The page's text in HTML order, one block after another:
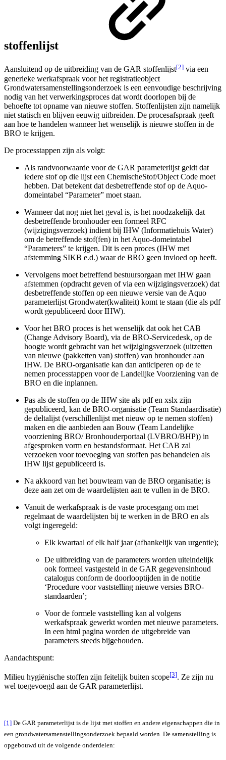
stoffenlijst
Aansluitend op de uitbreiding van de GAR stoffenlijst[2] via een
generieke werkafspraak voor het registratieobject
Grondwatersamenstellingsonderzoek is een eenvoudige beschrijving
nodig van het verwerkingsproces dat wordt doorlopen bij de
behoefte tot opname van nieuwe stoffen. Stoffenlijsten zijn namelijk
niet statisch en blijven eeuwig uitbreiden. De procesafspraak geeft
aan hoe te handelen wanneer het wenselijk is nieuwe stoffen in de
BRO te krijgen.
De processtappen zijn als volgt:
Als randvoorwaarde voor de GAR parameterlijst geldt dat
iedere stof op die lijst een ChemischeStof/Object Code moet
hebben. Dat betekent dat desbetreffende stof op de Aquo-
domeintabel “Parameter” moet staan.
Wanneer dat nog niet het geval is, is het noodzakelijk dat
desbetreffende bronhouder een formeel RFC
(wijzigingsverzoek) indient bij IHW (Informatiehuis Water)
om de betreffende stof(fen) in het Aquo-domeintabel
“Parameters” te krijgen. Dit is een proces (IHW met
afstemming SIKB e.d.) waar de BRO geen invloed op heeft.
Vervolgens moet betreffend bestuursorgaan met IHW gaan
afstemmen (opdracht geven of via een wijzigingsverzoek) dat
desbetreffende stoffen op een nieuwe versie van de Aquo
parameterlijst Grondwater(kwaliteit) komt te staan (die als pdf
wordt gepubliceerd door IHW).
Voor het BRO proces is het wenselijk dat ook het CAB
(Change Advisory Board), via de BRO-Servicedesk, op de
hoogte wordt gebracht van het wijzigingsverzoek (uitzetten
van nieuwe (pakketten van) stoffen) van bronhouder aan
IHW. De BRO-organisatie kan dan anticiperen op de te
nemen processtappen voor de Landelijke Voorziening van de
BRO en die inplannen.
Pas als de stoffen op de IHW site als pdf en xslx zijn
gepubliceerd, kan de BRO-organisatie (Team Standaardisatie)
de deltalijst (verschillenlijst met nieuw op te nemen stoffen)
maken en die aanbieden aan Bouw (Team Landelijke
voorziening BRO/ Bronhouderportaal (LVBRO/BHP)) in
afgesproken vorm en bestandsformaat. Het CAB zal
verzoeken voor toevoeging van stoffen pas behandelen als
IHW lijst gepubliceerd is.
Na akkoord van het bouwteam van de BRO organisatie; is
deze aan zet om de waardelijsten aan te vullen in de BRO.
Vanuit de werkafspraak is de vaste procesgang om met
regelmaat de waardelijsten bij te werken in de BRO en als
volgt ingeregeld:
Elk kwartaal of elk half jaar (afhankelijk van urgentie);
De uitbreiding van de parameters worden uiteindelijk
ook formeel vastgesteld in de GAR gegevensinhoud
catalogus conform de doorlooptijden in de notitie
‘Procedure voor vaststelling nieuwe versies BRO-
standaarden’;
Voor de formele vaststelling kan al volgens
werkafspraak gewerkt worden met nieuwe parameters.
In een html pagina worden de uitgebreide van
parameters steeds bijgehouden.
Aandachtspunt:
Milieu hygiënische stoffen zijn feitelijk buiten scope[3]. Ze zijn nu
wel toegevoegd aan de GAR parameterlijst.
[1] De GAR parameterlijst is de lijst met stoffen en andere eigenschappen die in
een grondwatersamenstellingsonderzoek bepaald worden. De samenstelling is
opgebouwd uit de volgende onderdelen: